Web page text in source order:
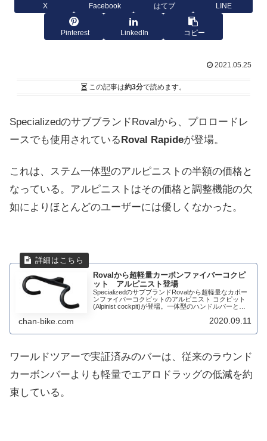
X Facebook はてブ LINE
Pinterest LinkedIn コピー
2021.05.25
この記事は約3分で読めます。
SpecializedのサブブランドRovalから、プロロードレ
ースでも使用されているRoval Rapideが登場。
これは、ステム一体型のアルピニストの半額の価格と
なっている。アルピニストはその価格と調整機能の欠
如によりほとんどのユーザーには優しくなかった。
Rovalから超軽量カーボンファイバーコクピ
ット アルピニスト登場
SpecializedのサブブランドRovalから超軽量なカボー
ンファイバーコクピットのアルピニスト コクピット
(Alpinist cockpit)が登場。一体型のハンドルバーとス
chan-bike.com 2020.09.11
ワールドツアーで実証済みのバーは、従来のラウンド
カーボンバーよりも軽量でエアロドラッグの低減を約
束している。